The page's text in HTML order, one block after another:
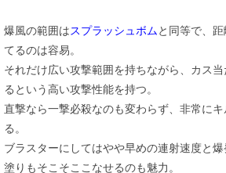
爆風の範囲はスプラッシュボム と同等で、
てるのは容易。
それだけ広い攻撃範囲を持ちながら、カス
るという高い攻撃性能を持つ。
直撃なら一撃必殺なのも変わらず、非常にキ
る。
ブラスターにしてはやや早めの連射速度と爆
塗りもそこそここなせるのも魅力。